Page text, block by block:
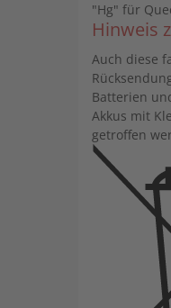
"Hg" für
Hinweis
Auch diese
Batterien
Akkus mit
getroffen